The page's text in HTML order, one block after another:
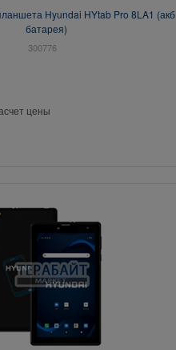
Hyundai HYtab Pro 8LA1 (акб
батарея)
300776
цены